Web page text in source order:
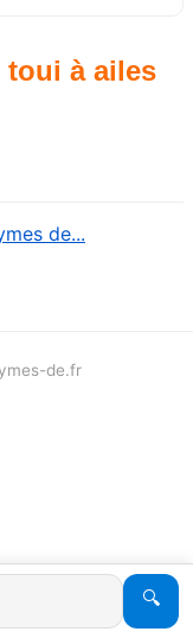
toui à ailes
de...
🔍
de.fr